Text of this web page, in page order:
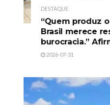
DESTAQUE
“Quem produz
Brasil merece
burocracia.”
2026-07-31